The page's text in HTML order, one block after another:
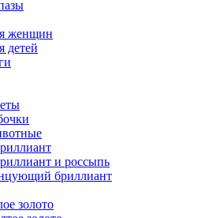
женщин
детей
и россыпь
бриллиант
золото